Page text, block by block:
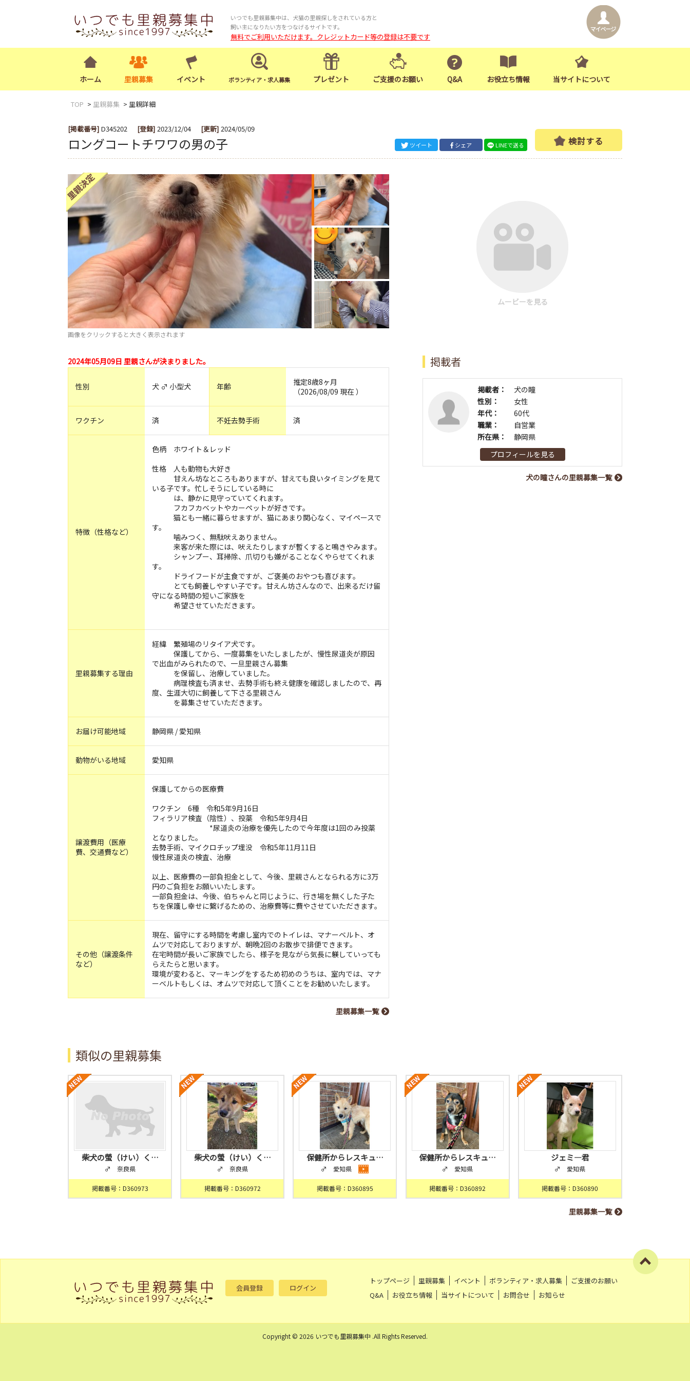
いつでも里親募集中は、犬猫の里親探しをされている方と
飼い主になりたい方をつなげるサイトです。
無料でご利用いただけます。クレジットカード等の登録は不要です
ホーム 里親募集 イベント ボランティア・求人募集 プレゼント ご支援のお願い Q&A お役立ち情報 当サイトについて
TOP 里親募集 里親詳細
[掲載番号] D345202 [登録] 2023/12/04 [更新] 2024/05/09
ロングコートチワワの男の子 ツイート シェア LINEで送る 検討する
画像をクリックすると大きく表示されます
ムービーを見る
2024年05月09日 里親さんが決まりました。
性別 犬 ♂ 小型犬 年齢
推定8歳8ヶ月
（2026/08/09 現在 ）
ワクチン 済 不妊去勢手術 済
特徴（性格など）
色柄 ホワイト＆レッド
性格 人も動物も大好き
甘えん坊なところもありますが、甘えても良いタイミングを見て
いる子です。忙しそうにしている時に
は、静かに見守っていてくれます。
フカフカベットやカーペットが好きです。
猫とも一緒に暮らせますが、猫にあまり関心なく、マイペースで
す。
噛みつく、無駄吠えありません。
来客が来た際には、吠えたりしますが暫くすると鳴きやみます。
シャンプー、耳掃除、爪切りも嫌がることなくやらせてくれま
す。
ドライフードが主食ですが、ご褒美のおやつも喜びます。
とても飼養しやすい子です。甘えん坊さんなので、出来るだけ留
守になる時間の短いご家族を
希望させていただきます。
里親募集する理由
経緯 繁殖場のリタイア犬です。
保護してから、一度募集をいたしましたが、慢性尿道炎が原因
で出血がみられたので、一旦里親さん募集
を保留し、治療していました。
病理検査も済ませ、去勢手術も終え健康を確認しましたので、再
度、生涯大切に飼養して下さる里親さん
を募集させていただきます。
お届け可能地域 静岡県 / 愛知県
動物がいる地域 愛知県
譲渡費用（医療
費、交通費など）
保護してからの医療費
ワクチン 6種 令和5年9月16日
フィラリア検査（陰性）、投薬 令和5年9月4日
*尿道炎の治療を優先したので今年度は1回のみ投薬
となりました。
去勢手術、マイクロチップ埋没 令和5年11月11日
慢性尿道炎の検査、治療
以上、医療費の一部負担金として、今後、里親さんとなられる方に3万
円のご負担をお願いいたします。
一部負担金は、今後、伯ちゃんと同じように、行き場を無くした子た
ちを保護し幸せに繋げるための、治療費等に費やさせていただきます。
その他（譲渡条件
など）
現在、留守にする時間を考慮し室内でのトイレは、マナーベルト、オ
ムツで対応しておりますが、朝晩2回のお散歩で排便できます。
在宅時間が長いご家族でしたら、様子を見ながら気長に躾していっても
らえたらと思います。
環境が変わると、マーキングをするため初めのうちは、室内では、マナ
ーベルトもしくは、オムツで対応して頂くことをお勧めいたします。
里親募集一覧
掲載者
掲載者：
犬の瞳
性別：
女性
年代：
60代
職業：
自営業
所在県：
静岡県
プロフィールを見る
犬の瞳さんの里親募集一覧
類似の里親募集
柴犬の螢（けい）く…
♂ 奈良県
掲載番号：D360973
柴犬の螢（けい）く…
♂ 奈良県
掲載番号：D360972
保健所からレスキュ…
♂ 愛知県
掲載番号：D360895
保健所からレスキュ…
♂ 愛知県
掲載番号：D360892
ジェミ―君
♂ 愛知県
掲載番号：D360890
里親募集一覧
会員登録 ログイン
トップページ 里親募集 イベント ボランティア・求人募集
ご支援のお願い
Q&A
お役立ち情報 当サイトについて お問合せ お知らせ
Copyright © 2026 いつでも里親募集中 .All Rights Reserved.